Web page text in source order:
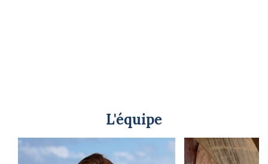
L'équipe